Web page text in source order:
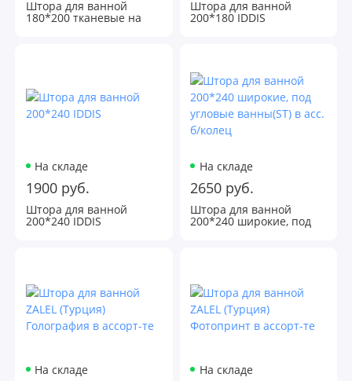
Штора для ванной
180*200 тканевые на
Штора для ванной
200*180 IDDIS
На складе
1900 руб.
Штора для ванной
200*240 IDDIS
На складе
2650 руб.
Штора для ванной
200*240 широкие, под
На складе На складе